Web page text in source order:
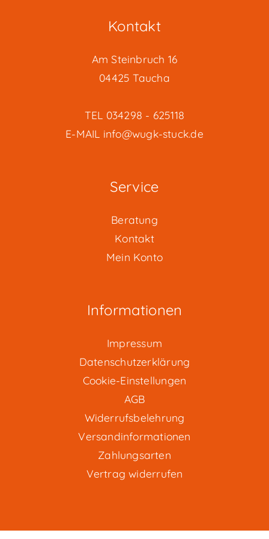
Kontakt
Am Steinbruch 16
04425 Taucha
TEL 034298 - 625118
E-MAIL info@wugk-stuck.de
Service
Beratung
Kontakt
Mein Konto
Informationen
Impressum
Datenschutzerklärung
Cookie-Einstellungen
AGB
Widerrufsbelehrung
Versandinformationen
Zahlungsarten
Vertrag widerrufen